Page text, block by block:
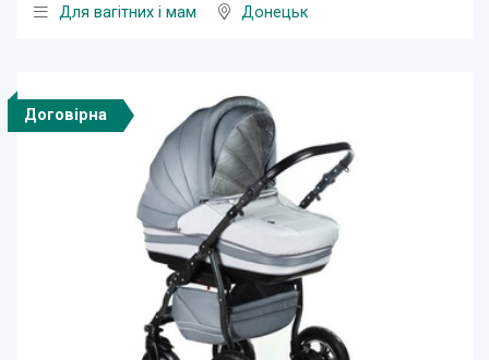
Для вагітних і мам Донецьк
Договірна